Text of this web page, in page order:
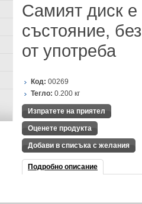
Самият диск
състояние,
от употреба
Код: 00269
Тегло: 0.200 кг
Изпратете на приятел
Оценете продукта
Добави в списъка с желания
Подробно описание